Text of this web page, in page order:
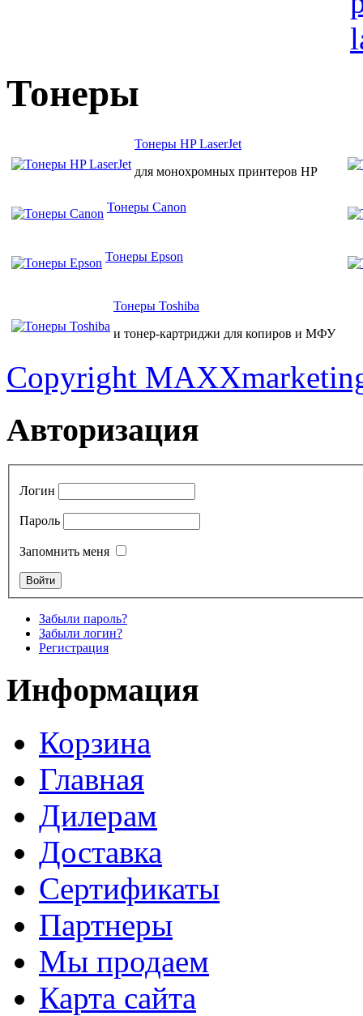
Тонеры
Тонеры HP LaserJet
для монохромных принтеров HP
Тонеры Canon
Тонеры Epson
Тонеры Toshiba
и тонер-картриджи для копиров и МФУ
Copyright
Авторизация
Логин
Пароль
Запомнить меня
Забыли пароль?
Забыли логин?
Регистрация
Информация
Корзина
Главная
Дилерам
Доставка
Сертификаты
Партнеры
Мы продаем
Карта сайта